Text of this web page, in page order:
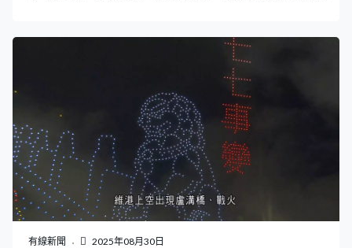
地的感染，我到部隊時就像老一輩一樣，如果我有當兵，
我一定會保衛祖國。」東縱後人盧國新：「在我們還是小
的時候，他們說出來的東西，我們就很受益，所以我當時
1970年左右都是當兵，當兵一定要去參軍當兵。」 作為抗
日時期共產黨領導的抗日游擊隊，在1943年12月2日正名
為東江縱隊，主要活動在廣東東江下游地區，包括惠陽、
東莞、寶安，以及香港和廣州周邊。廣東東江縱隊紀念館
副館長唐琳：「這裡的地勢非常的有利，大家知道大嶺山
周邊都是山勢延綿起伏。在部隊來到這裡之前，在40年
初，我們當地的黨組織就已經派了得力的幹部來到這裡去
發動黨員，同時建立了黨組織，也有了我們的抗日自衛隊
有線新聞 2025年08月30日